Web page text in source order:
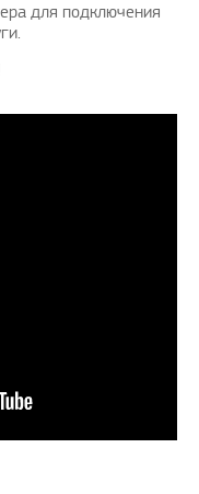
для подключения